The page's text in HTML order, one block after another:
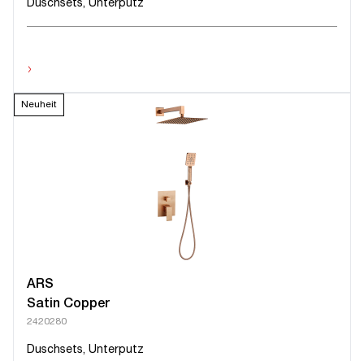
Duschsets, Unterputz
›
Neuheit
ARS
Satin Copper
2420280
Duschsets, Unterputz